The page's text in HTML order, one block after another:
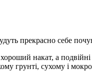
прекрасно себе
накат, а подвійні
грунті, сухому і